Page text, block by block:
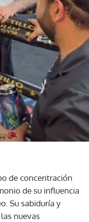
de concentración
de su influencia
Su sabiduría y
nuevas